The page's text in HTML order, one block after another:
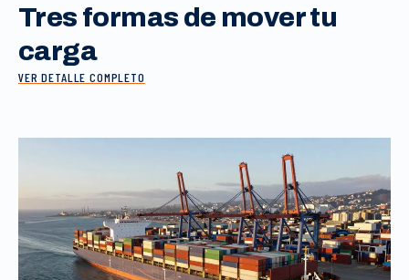
Tres formas de mover tu
carga
VER DETALLE COMPLETO